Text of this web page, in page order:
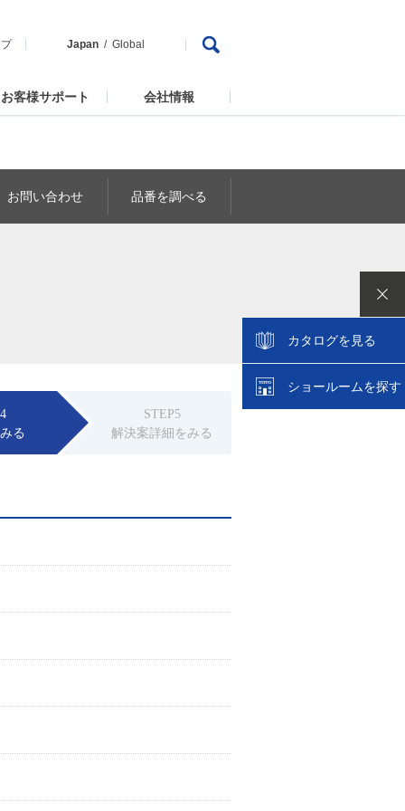
Japan Global
お客様サポート 会社情報
お問い合わせ 品番を調べる
カタログを見る
ショールームを探す
る
STEP5
解決案詳細をみる